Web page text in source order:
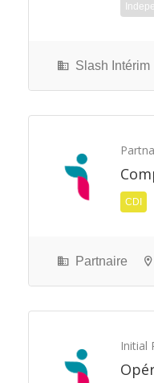
Slash Intérim
CDI
Partnaire
Initial